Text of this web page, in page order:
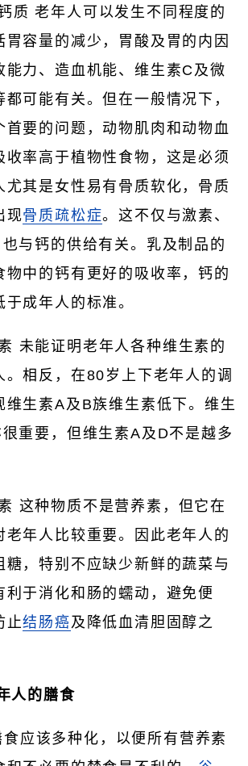
质 老年人可以发生不同程度的
胃容量的减少，胃酸及胃的内因
能力、造血机能、维生素C及微
可能有关。但在一般情况下，
首要的问题，动物肌肉和动物血
收率高于植物性食物，这是必须
尤其是女性易有骨质软化，骨质
现骨质疏松症。这不仅与激素、
与钙的供给有关。乳及制品的
物中的钙有更好的吸收率，钙的
成年人的标准。
未能证明老年人各种维生素的
。相反，在80岁上下老年人的调
维生素A及B族维生素低下。维生
重要，但维生素A及D不是越多
这种物质不是营养素，但它在
老年人比较重要。因此老年人的
糖，特别不应缺少新鲜的蔬菜与
利于消化和肠的蠕动，避免便
止结肠癌 及降低血清胆固醇之
的膳食
应该多种化，以便所有营养素